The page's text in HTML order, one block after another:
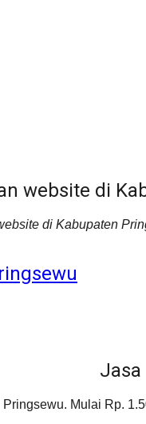
website di
di Kabupaten
Jasa
Mulai Rp.